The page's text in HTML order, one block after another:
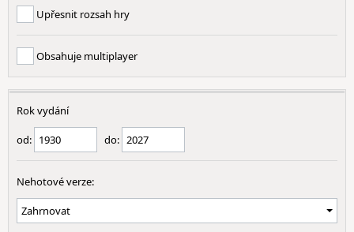
Upřesnit rozsah hry
Obsahuje multiplayer
Rok vydání
od: do:
Nehotové verze: